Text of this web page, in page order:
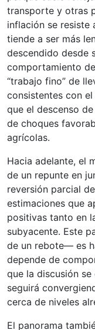
transporte y otras
inflación se resiste
tiende a ser más
descendido desde
comportamiento
“trabajo fino” de
consistentes con
que el descenso
de choques
agrícolas.
Hacia adelante, el
de un repunte en
reversión parcial
estimaciones que
positivas tanto en
subyacente. Este
de un rebote— es
depende de
que la discusión
seguirá
cerca de niveles
El panorama